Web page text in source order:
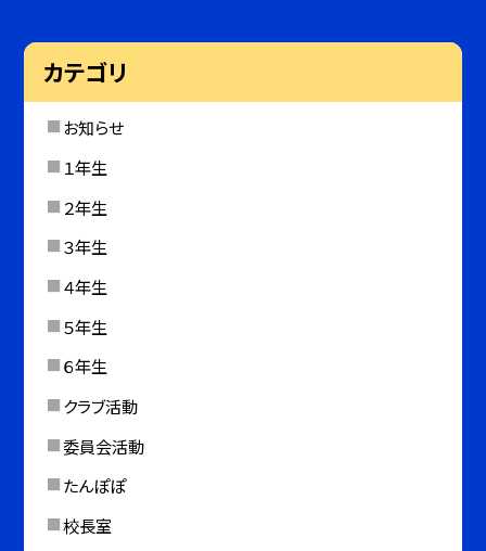
カテゴリ
お知らせ
１年生
２年生
３年生
４年生
５年生
６年生
クラブ活動
委員会活動
たんぽぽ
校長室